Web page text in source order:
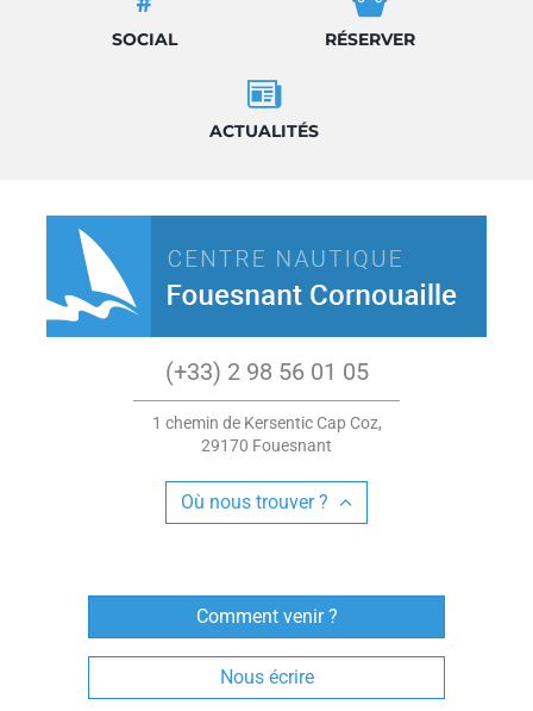
SOCIAL RÉSERVER
ACTUALITÉS
1 chemin de Kersentic Cap Coz,
29170 Fouesnant
(+33) 2 98 56 01 05
Où nous trouver ?
Comment venir ?
Nous écrire